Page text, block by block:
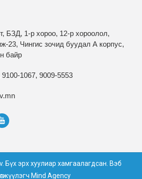
БЗД, 1-р хороо, 12-р хороолол,
23, Чингис зочид буудал А корпус,
байр
1067, 9009-5553
Бүх эрх хуулиар хамгаалагдсан. Вэб
Mind Agency